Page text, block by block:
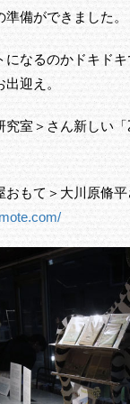
備ができました。
なるのかドキドキ
迎え。
究室＞さん新しい
もて＞大川原脩平